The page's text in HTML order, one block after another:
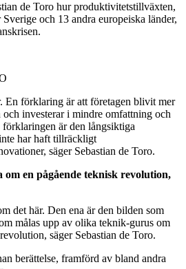
de Toro hur produktivitetstillväxten,
och 13 andra europeiska länder,
En förklaring är att företagen blivit mer
investerar i mindre omfattning och
är den långsiktiga
har haft tillräckligt
säger Sebastian de Toro.
en pågående teknisk revolution,
det här. Den ena är den bilden som
målas upp av olika teknik-gurus om
säger Sebastian de Toro.
berättelse, framförd av bland andra